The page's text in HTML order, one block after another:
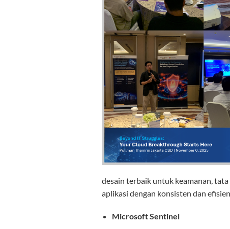
desain terbaik untuk keamanan,
aplikasi dengan konsisten dan efisien.
Microsoft Sentinel